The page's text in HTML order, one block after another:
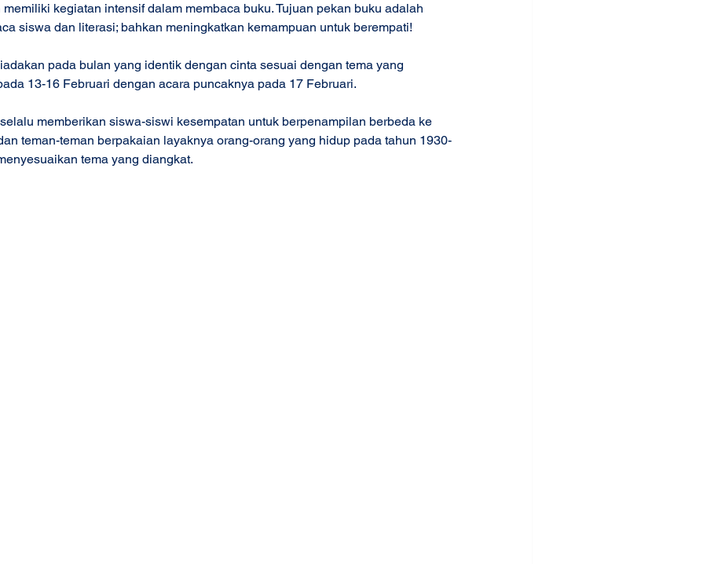
kegiatan intensif dalam membaca buku. Tujuan pekan buku adalah
siswa dan literasi; bahkan meningkatkan kemampuan untuk berempati!
pada bulan yang identik dengan cinta sesuai dengan tema yang
13-16 Februari dengan acara puncaknya pada 17 Februari.
memberikan siswa-siswi kesempatan untuk berpenampilan berbeda ke
teman-teman berpakaian layaknya orang-orang yang hidup pada tahun 1930-
tema yang diangkat.